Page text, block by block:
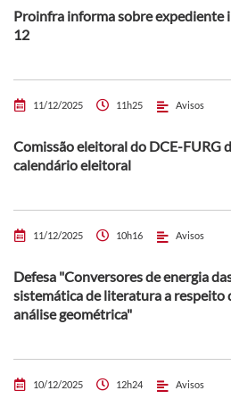
Proinfra informa sobre expediente
12
11/12/2025 11h25 Avisos
Comissão eleitoral do DCE-FURG
calendário eleitoral
11/12/2025 10h16 Avisos
Defesa "Conversores de energia
sistemática de literatura a respeito
análise geométrica"
10/12/2025 12h24 Avisos